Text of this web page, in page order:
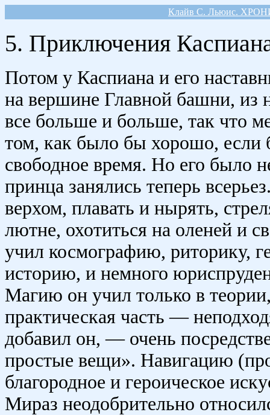
Клайв С. Льюис.
5. Приключения
Потом у Каспиана и его
на вершине Главной башни, из
все больше и больше, так что
том, как было бы хорошо, если
свободное время. Но его было
принца занялись теперь
верхом, плавать и нырять,
лютне, охотиться на оленей и
учил космографию, риторику,
историю, и немного
Магию он учил только в
практическая часть —
добавил он, — очень
простые вещи». Навигацию
благородное и героическое
Мираз неодобрительно